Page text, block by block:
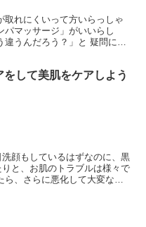
取れにくいって方いらっしゃ
パマッサージ」がいいらし
うんだろう？」と 疑問に思
をして美肌をケアしよう
顔もしているはずなのに、黒
と、お肌のトラブルは様々で
、さらに悪化して大変な事